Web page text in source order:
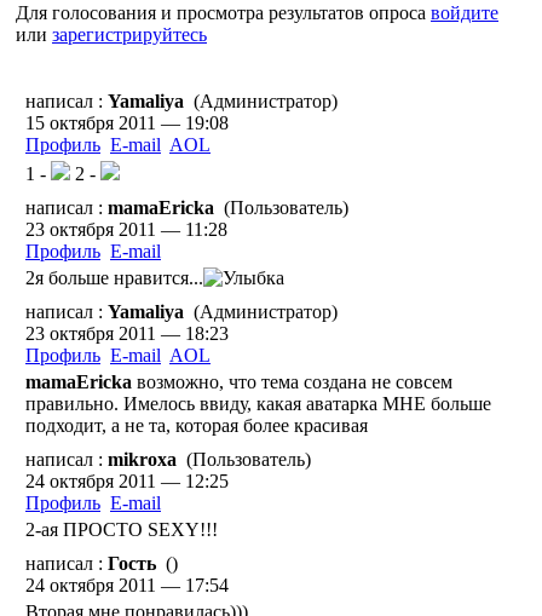
Для голосования и просмотра результатов опроса войдите
или зарегистрируйтесь
написал : Yamaliya (Администратор)
15 октября 2011 — 19:08
Профиль E-mail AOL
1 -
2 -
написал : mamaEricka (Пользователь)
23 октября 2011 — 11:28
Профиль E-mail
2я больше нравится...
написал : Yamaliya (Администратор)
23 октября 2011 — 18:23
Профиль E-mail AOL
mamaEricka возможно, что тема создана не совсем
правильно. Имелось ввиду, какая аватарка МНЕ больше
подходит, а не та, которая более красивая
написал : mikroxa (Пользователь)
24 октября 2011 — 12:25
Профиль E-mail
2-ая ПРОСТО SEXY!!!
написал : Гость ()
24 октября 2011 — 17:54
Вторая мне понравилась)))